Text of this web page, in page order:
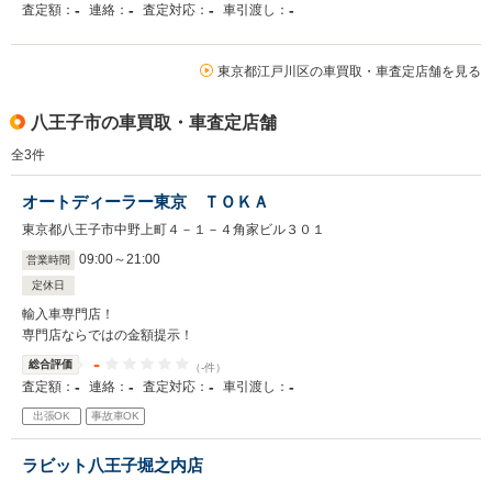
査定額： - 連絡： - 査定対応： - 車引渡し： -
東京都江戸川区の車買取・車査定店舗を見る
八王子市の車買取・車査定店舗
全3件
オートディーラー東京 ＴＯＫＡ
東京都八王子市中野上町４－１－４角家ビル３０１
営業時間 09:00～21:00
定休日
輸入車専門店！
専門店ならではの金額提示！
総合評価 - （-件）
査定額： - 連絡： - 査定対応： - 車引渡し： -
出張OK 事故車OK
ラビット八王子堀之内店